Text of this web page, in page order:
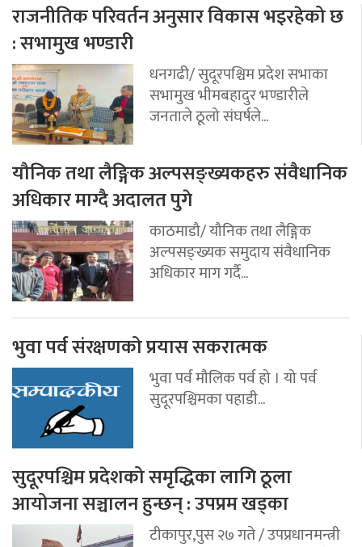
राजनीतिक परिवर्तन अनुसार विकास भइरहेको छ
: सभामुख भण्डारी
धनगढी/ सुदूरपश्चिम प्रदेश सभाका
सभामुख भीमबहादुर भण्डारीले
जनताले ठूलो संघर्षले...
यौनिक तथा लैङ्गिक अल्पसङ्ख्यकहरु संवैधानिक
अधिकार माग्दै अदालत पुगे
काठमाडौ/ यौनिक तथा लैङ्गिक
अल्पसङ्ख्यक समुदाय संवैधानिक
अधिकार माग गर्दै...
भुवा पर्व संरक्षणको प्रयास सकरात्मक
भुवा पर्व मौलिक पर्व हो । यो पर्व
सुदूरपश्चिमका पहाडी...
सुदूरपश्चिम प्रदेशको समृद्धिका लागि ठूला
आयोजना सञ्चालन हुन्छन् : उपप्रम खड्का
टीकापुर,पुस २७ गते / उपप्रधानमन्त्री